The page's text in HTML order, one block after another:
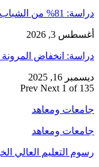
دراسة: 81% من الشباب يتأثرون بمحتويات رقمية تشجع على…
أغسطس 3, 2026
دراسة: انخفاض
ديسمبر 16, 2025
Prev Next 1 of 135
جامعات ومعاهد
جامعات ومعاهد
رسوم التعليم العالي